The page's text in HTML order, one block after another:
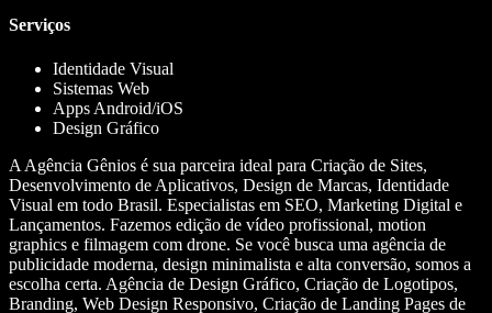
Serviços
Identidade Visual
Sistemas Web
Apps Android/iOS
Design Gráfico
A Agência Gênios é sua parceira ideal para Criação de Sites,
Desenvolvimento de Aplicativos, Design de Marcas, Identidade
Visual em todo Brasil. Especialistas em SEO, Marketing Digital e
Lançamentos. Fazemos edição de vídeo profissional, motion
graphics e filmagem com drone. Se você busca uma agência de
publicidade moderna, design minimalista e alta conversão, somos a
escolha certa. Agência de Design Gráfico, Criação de Logotipos,
Branding, Web Design Responsivo, Criação de Landing Pages de